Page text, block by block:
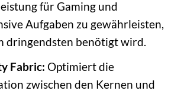
für Gaming und
Aufgaben zu gewährleisten,
dringendsten benötigt wird.
Fabric: Optimiert die
zwischen den Kernen und